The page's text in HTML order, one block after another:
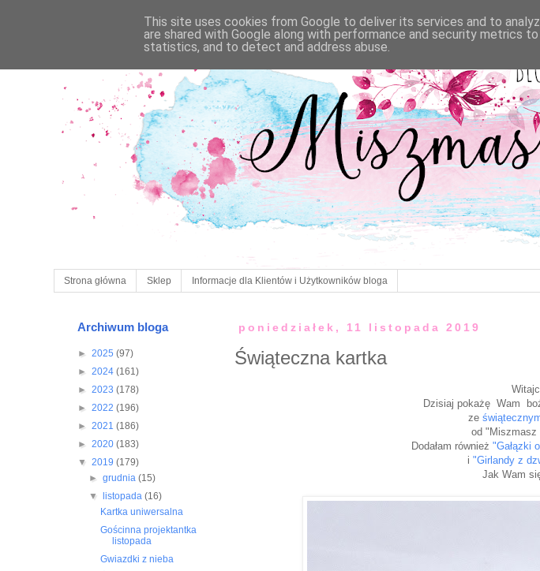
Strona główna Sklep Informacje dla Klientów i Użytkowników bloga
poniedziałek, 11 listopada 2019
Świąteczna kartka
Dzisiaj pokażę Wam
ze
od "Miszmasz
Dodałam również "Gałązki
i "Girlandy z
Jak Wam
Archiwum bloga
► 2025 (97)
► 2024 (161)
► 2023 (178)
► 2022 (196)
► 2021 (186)
► 2020 (183)
▼ 2019 (179)
► grudnia (15)
▼
listopada (16)
Kartka uniwersalna
Gościnna projektantka
listopada
Gwiazdki z nieba
This site uses cookies from Google to deliver its services and to
are shared with Google along with performance and security metrics
statistics, and to detect and address abuse.